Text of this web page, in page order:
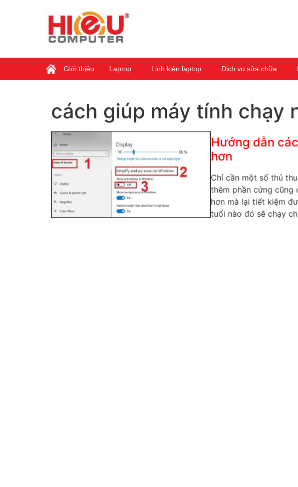
Giới thiệu Laptop Linh kiện laptop Dịch vụ sửa chữa
cách giúp máy tính chạy
Hướng dẫn
hơn
Chỉ cần một số thủ
thêm phần cứng cũng
hơn mà lại tiết kiệm
tuổi nào đó sẽ chạy